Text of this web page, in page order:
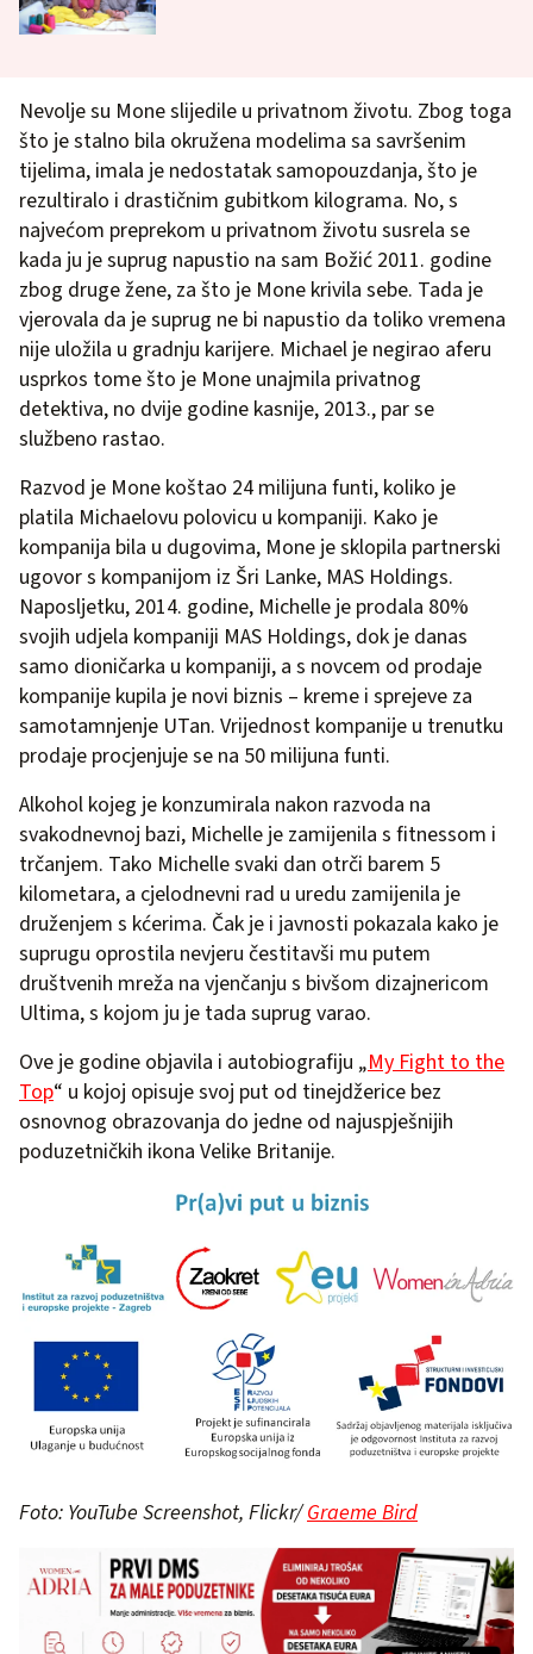
Nevolje su Mone slijedile u privatnom životu. Zbog toga
što je stalno bila okružena modelima sa savršenim
tijelima, imala je nedostatak samopouzdanja, što je
rezultiralo i drastičnim gubitkom kilograma. No, s
najvećom preprekom u privatnom životu susrela se
kada ju je suprug napustio na sam Božić 2011. godine
zbog druge žene, za što je Mone krivila sebe. Tada je
vjerovala da je suprug ne bi napustio da toliko vremena
nije uložila u gradnju karijere. Michael je negirao aferu
usprkos tome što je Mone unajmila privatnog
detektiva, no dvije godine kasnije, 2013., par se
službeno rastao.
Razvod je Mone koštao 24 milijuna funti, koliko je
platila Michaelovu polovicu u kompaniji. Kako je
kompanija bila u dugovima, Mone je sklopila partnerski
ugovor s kompanijom iz Šri Lanke, MAS Holdings.
Naposljetku, 2014. godine, Michelle je prodala 80%
svojih udjela kompaniji MAS Holdings, dok je danas
samo dioničarka u kompaniji, a s novcem od prodaje
kompanije kupila je novi biznis – kreme i sprejeve za
samotamnjenje UTan. Vrijednost kompanije u trenutku
prodaje procjenjuje se na 50 milijuna funti.
Alkohol kojeg je konzumirala nakon razvoda na
svakodnevnoj bazi, Michelle je zamijenila s fitnessom i
trčanjem. Tako Michelle svaki dan otrči barem 5
kilometara, a cjelodnevni rad u uredu zamijenila je
druženjem s kćerima. Čak je i javnosti pokazala kako je
suprugu oprostila nevjeru čestitavši mu putem
društvenih mreža na vjenčanju s bivšom dizajnericom
Ultima, s kojom ju je tada suprug varao.
Ove je godine objavila i autobiografiju „My Fight to the
Top“ u kojoj opisuje svoj put od tinejdžerice bez
osnovnog obrazovanja do jedne od najuspješnijih
poduzetničkih ikona Velike Britanije.
Foto: YouTube Screenshot, Flickr/Graeme Bird